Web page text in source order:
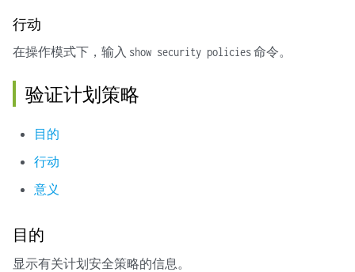
行动
在操作模式下，输入 show security policies命令。
验证计划策略
目的
行动
意义
目的
显示有关计划安全策略的信息。